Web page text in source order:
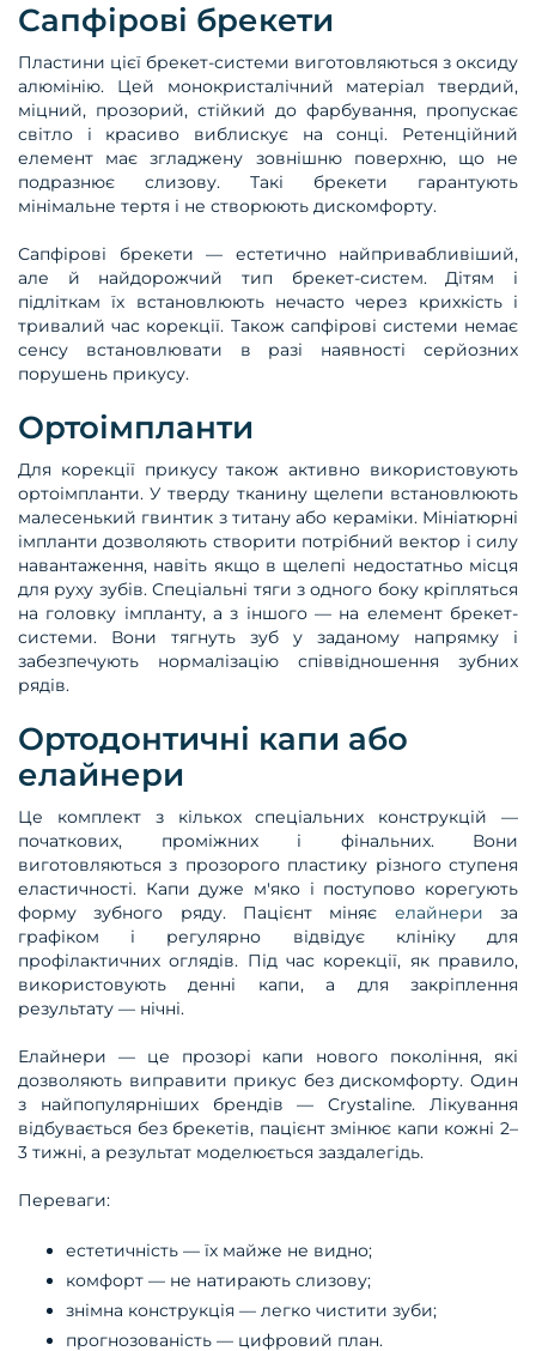
Сапфірові брекети
Пластини цієї брекет-системи виготовляються з оксиду
алюмінію. Цей монокристалічний матеріал твердий,
міцний, прозорий, стійкий до фарбування, пропускає
світло і красиво виблискує на сонці. Ретенційний
елемент має згладжену зовнішню поверхню, що не
подразнює слизову. Такі брекети гарантують
мінімальне тертя і не створюють дискомфорту.
Сапфірові брекети — естетично найпривабливіший,
але й найдорожчий тип брекет-систем. Дітям і
підліткам їх встановлюють нечасто через крихкість і
тривалий час корекції. Також сапфірові системи немає
сенсу встановлювати в разі наявності серйозних
порушень прикусу.
Ортоімпланти
Для корекції прикусу також активно використовують
ортоімпланти. У тверду тканину щелепи встановлюють
малесенький гвинтик з титану або кераміки. Мініатюрні
імпланти дозволяють створити потрібний вектор і силу
навантаження, навіть якщо в щелепі недостатньо місця
для руху зубів. Спеціальні тяги з одного боку кріпляться
на головку імпланту, а з іншого — на елемент брекет-
системи. Вони тягнуть зуб у заданому напрямку і
забезпечують нормалізацію співвідношення зубних
рядів.
Ортодонтичні капи або
елайнери
Це комплект з кількох спеціальних конструкцій —
початкових, проміжних і фінальних. Вони
виготовляються з прозорого пластику різного ступеня
еластичності. Капи дуже м'яко і поступово корегують
форму зубного ряду. Пацієнт міняє елайнери за
графіком і регулярно відвідує клініку для
профілактичних оглядів. Під час корекції, як правило,
використовують денні капи, а для закріплення
результату — нічні.
Елайнери — це прозорі капи нового покоління, які
дозволяють виправити прикус без дискомфорту. Один
з найпопулярніших брендів — Crystaline. Лікування
відбувається без брекетів, пацієнт змінює капи кожні 2–
3 тижні, а результат моделюється заздалегідь.
Переваги:
естетичність — їх майже не видно;
комфорт — не натирають слизову;
знімна конструкція — легко чистити зуби;
прогнозованість — цифровий план.